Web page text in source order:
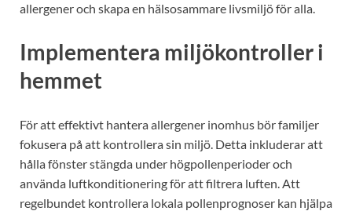
allergener och skapa en hälsosammare livsmiljö för alla.
Implementera miljökontroller i
hemmet
För att effektivt hantera allergener inomhus bör familjer
fokusera på att kontrollera sin miljö. Detta inkluderar att
hålla fönster stängda under högpollenperioder och
använda luftkonditionering för att filtrera luften. Att
regelbundet kontrollera lokala pollenprognoser kan hjälpa